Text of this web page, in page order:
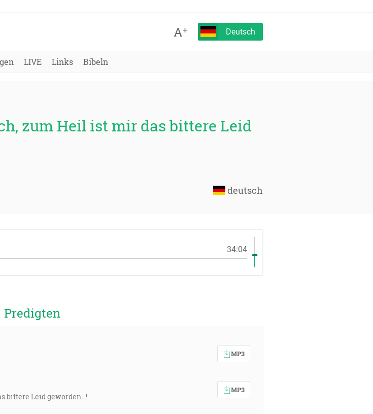
A+ Deutsch
LIVE Links Bibeln
zum Heil ist mir das bittere Leid
deutsch
34:04
Predigten
MP3
bittere Leid geworden...!
MP3